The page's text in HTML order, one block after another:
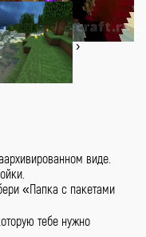
‹
›
виде.
«Папка с пакетами
тебе нужно